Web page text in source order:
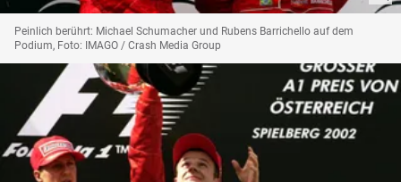
Peinlich berührt: Michael Schumacher und Rubens Barrichello auf dem
Podium, Foto: IMAGO / Crash Media Group